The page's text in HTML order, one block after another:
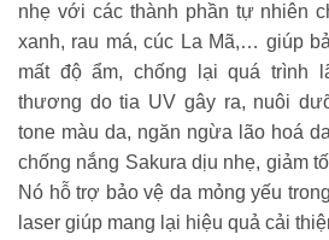
nhẹ với các thành phần tự nhiên
xanh, rau má, cúc La Mã,… giúp
mất độ ẩm, chống lại quá trình
thương do tia UV gây ra, nuôi
tone màu da, ngăn ngừa lão hoá
chống nắng Sakura dịu nhẹ, giảm
Nó hỗ trợ bảo vệ da mỏng yếu
laser giúp mang lại hiệu quả cải